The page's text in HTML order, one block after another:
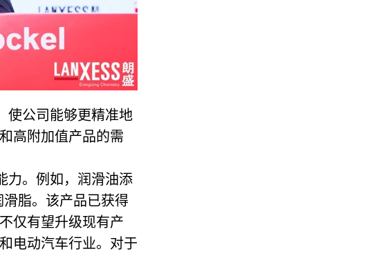
使公司能够更精准地
高附加值产品的需
力。例如，润滑油添
滑脂。该产品已获得
仅有望升级现有产
电动汽车行业。对于